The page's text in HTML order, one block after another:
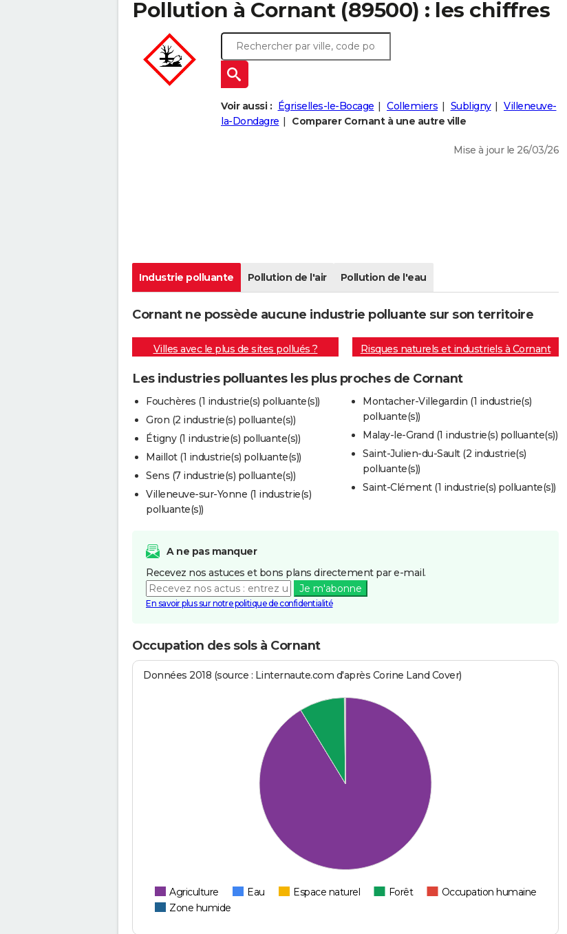
Pollution à Cornant (89500) : les chiffres
Voir aussi : Égriselles-le-Bocage Collemiers Subligny
Villeneuve-
la-Dondagre
Comparer Cornant à une autre ville
Mise à jour le 26/03/26
Industrie polluante Pollution de l'air Pollution de l'eau
Cornant ne possède aucune industrie polluante sur son territoire
Villes avec le plus de sites pollués ? Risques naturels et industriels à Cornant
Les industries polluantes les plus proches de Cornant
Fouchères (1 industrie(s) polluante(s))
Gron (2 industrie(s) polluante(s))
Étigny (1 industrie(s) polluante(s))
Maillot (1 industrie(s) polluante(s))
Sens (7 industrie(s) polluante(s))
Villeneuve-sur-Yonne (1 industrie(s)
polluante(s))
Montacher-Villegardin (1 industrie(s)
polluante(s))
Malay-le-Grand (1 industrie(s) polluante(s))
Saint-Julien-du-Sault (2 industrie(s)
polluante(s))
Saint-Clément (1 industrie(s) polluante(s))
A ne pas manquer
Recevez nos astuces et bons plans directement par e-mail.
Je m'abonne
En savoir plus sur notre politique de confidentialité
Occupation des sols à Cornant
Données 2018 (source : Linternaute.com d'après Corine Land Cover)
Agriculture Eau Espace naturel Forêt
Occupation humaine
Zone humide